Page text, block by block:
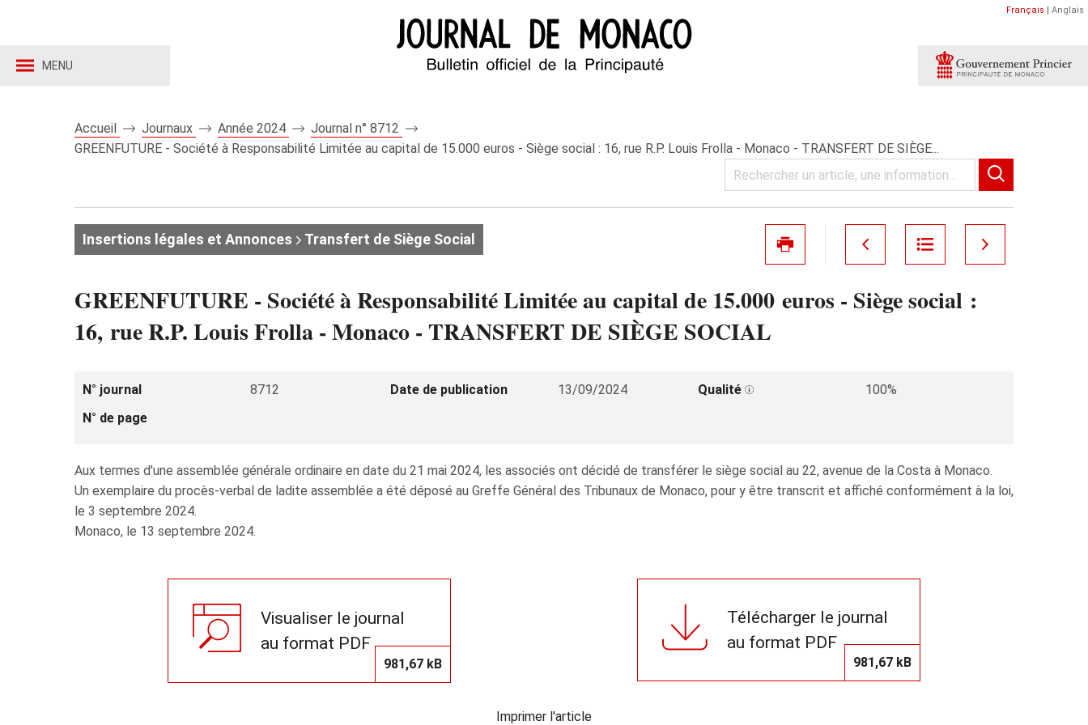
MENU
Français | Anglais
Accueil Journaux Année 2024
Journal n° 8712
GREENFUTURE - Société à Responsabilité Limitée au capital de 15.000 euros - Siège social : 16, rue R.P. Louis Frolla - Monaco - TRANSFERT DE SIÈGE...
Insertions légales et Annonces Transfert de Siège Social
GREENFUTURE - Société à Responsabilité Limitée au capital de 15.000 euros - Siège social :
16, rue R.P. Louis Frolla - Monaco - TRANSFERT DE SIÈGE SOCIAL
N° journal 8712 Date de publication 13/09/2024 Qualité
100%
N° de page
Aux termes d'une assemblée générale ordinaire en date du 21 mai 2024, les associés ont décidé de transférer le siège social au 22, avenue de la Costa à Monaco.
Un exemplaire du procès-verbal de ladite assemblée a été déposé au Greffe Général des Tribunaux de Monaco, pour y être transcrit et affiché conformément à la loi,
le 3 septembre 2024.
Monaco, le 13 septembre 2024.
Visualiser le journal
au format PDF
981,67 kB
Télécharger le journal
au format PDF
981,67 kB
Imprimer l'article